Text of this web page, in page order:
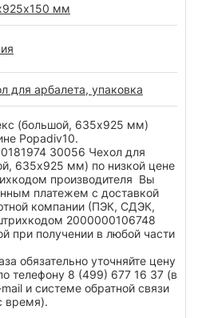
мм
для арбалета, упаковка
(большой, 635x925 мм)
Popadiv10.
30056 Чехол для
635x925 мм) по низкой цене
производителя Вы
платежем с доставкой
компании (ПЭК, СДЭК,
2000000106748
при получении в любой части
обязательно уточняйте цену
телефону 8 (499) 677 16 37 (в
и системе обратной связи
время).